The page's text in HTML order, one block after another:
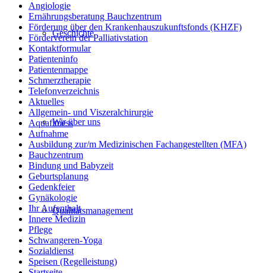
Geschichte
Wir über uns
Qualitätsmanagement
Angiologie
Ernährungsberatung Bauchzentrum
Förderung über den Krankenhauszukunftsfonds (KHZF)
Förderverein der Palliativstation
Kontaktformular
Patienteninfo
Patientenmappe
Schmerztherapie
Telefonverzeichnis
Aktuelles
Allgemein- und Viszeralchirurgie
Aquafitness
Aufnahme
Ausbildung zur/m Medizinischen Fachangestellten (MFA)
Bauchzentrum
Bindung und Babyzeit
Geburtsplanung
Gedenkfeier
Gynäkologie
Ihr Aufenthalt
Innere Medizin
Pflege
Schwangeren-Yoga
Sozialdienst
Speisen (Regelleistung)